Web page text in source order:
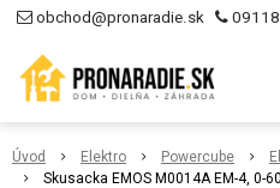
obchod@pronaradie.sk
Úvod Elektro Powercube
Skusacka EMOS M0014A EM-4, 0-